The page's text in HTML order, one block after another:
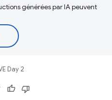
générées par IA peuvent
Day 2